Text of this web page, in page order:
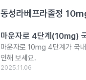
동성라베프라졸정
마운자로 4단계(10mg)
마운자로 10mg 4단계가 국
인해 보세요.
2025.11.06